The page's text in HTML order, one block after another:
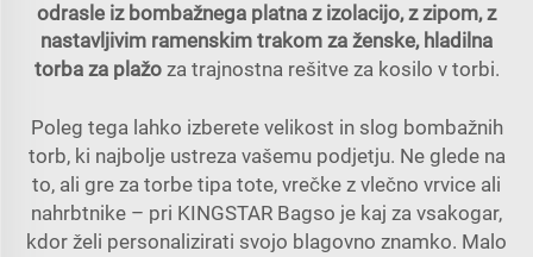
odrasle iz bombažnega platna z izolacijo, z zipom, z
nastavljivim ramenskim trakom za ženske, hladilna
torba za plažo za trajnostna rešitve za kosilo v torbi.
Poleg tega lahko izberete velikost in slog bombažnih
torb, ki najbolje ustreza vašemu podjetju. Ne glede na
to, ali gre za torbe tipa tote, vrečke z vlečno vrvice ali
nahrbtnike – pri KINGSTAR Bagso je kaj za vsakogar,
kdor želi personalizirati svojo blagovno znamko. Malo